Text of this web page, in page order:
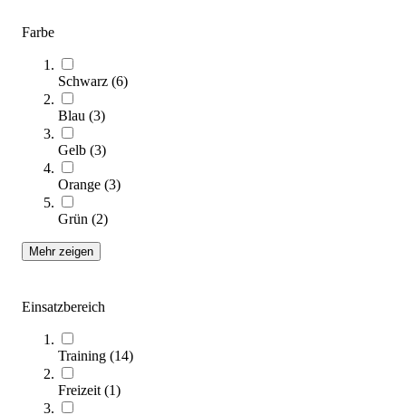
Farbe
Schwarz (6)
Blau (3)
Gelb (3)
Orange (3)
Grün (2)
Mehr zeigen
Einsatzbereich
Training (14)
Freizeit (1)
tanga sports® Skipping Rope Highspeed
Zum Produkt
Sofort lieferbar
ab 10,95 €
Zum Produkt
Varianten zur Auswahl
Sofort lieferbar